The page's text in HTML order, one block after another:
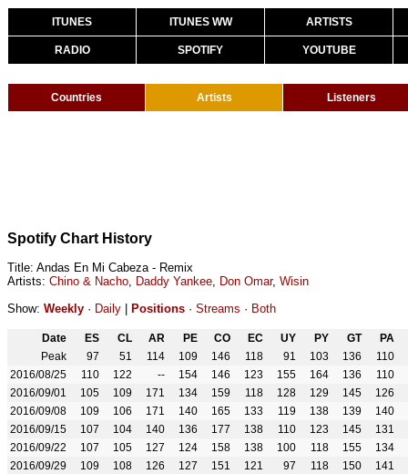
ITUNES ITUNES WW ARTISTS
RADIO SPOTIFY YOUTUBE
Countries Artists Listeners
Spotify Chart History
Title: Andas En Mi Cabeza - Remix
Artists: Chino & Nacho, Daddy Yankee, Don Omar, Wisin
Show: Weekly · Daily Positions · Streams · Both
Date ES CL AR PE CO EC UY PY GT
PA
Peak
97 51 114 109 146 118 91 103 136
110
2016/08/25
110 122 -- 154 146 123 155 164 136
110
2016/09/01
105 109 171 134 159 118 128 129 145
126
2016/09/08
109 106 171 140 165 133 119 138 139
140
2016/09/15
107 104 140 136 177 138 110 123 145
131
2016/09/22
107 105 127 124 158 138 100 118 155
134
2016/09/29
109 108 126 127 151 121 97 118 150
141